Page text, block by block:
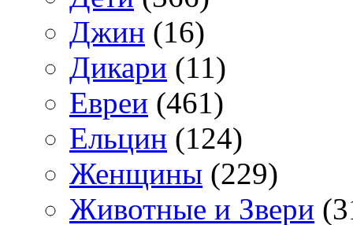
Джин (16)
Дикари (11)
Евреи (461)
Ельцин (124)
Женщины (229)
Животные и Звери